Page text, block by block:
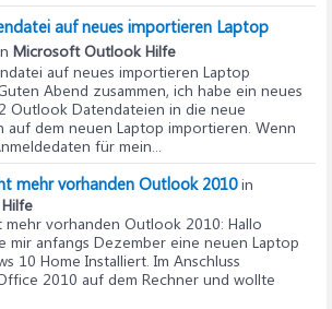
auf neues importieren Laptop
Microsoft Outlook Hilfe
auf neues importieren Laptop
Abend zusammen, ich habe ein neues
Outlook Datendateien in die neue
dem neuen Laptop importieren. Wenn
für mein...
mehr vorhanden Outlook 2010in
mehr vorhanden Outlook 2010: Hallo
mir anfangs Dezember eine neuen Laptop
10 Home Installiert. Im Anschluss
2010 auf dem Rechner und wollte